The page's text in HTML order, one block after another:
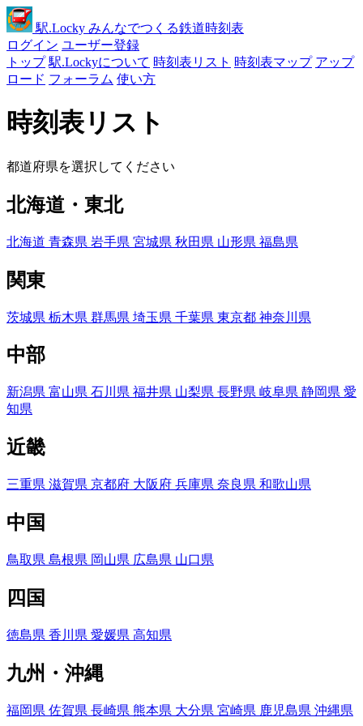
駅.Locky みんなでつくる鉄道時刻表
ログイン ユーザー登録
トップ 駅.Lockyについて 時刻表リスト 時刻表マップ アップ
ロード フォーラム 使い方
時刻表リスト
都道府県を選択してください
北海道・東北
北海道 青森県 岩手県 宮城県 秋田県 山形県 福島県
関東
茨城県 栃木県 群馬県 埼玉県 千葉県 東京都 神奈川県
中部
新潟県 富山県 石川県 福井県 山梨県 長野県 岐阜県 静岡県 愛
知県
近畿
三重県 滋賀県 京都府 大阪府 兵庫県 奈良県 和歌山県
中国
鳥取県 島根県 岡山県 広島県 山口県
四国
徳島県 香川県 愛媛県 高知県
九州・沖縄
福岡県 佐賀県 長崎県 熊本県 大分県 宮崎県 鹿児島県 沖縄県